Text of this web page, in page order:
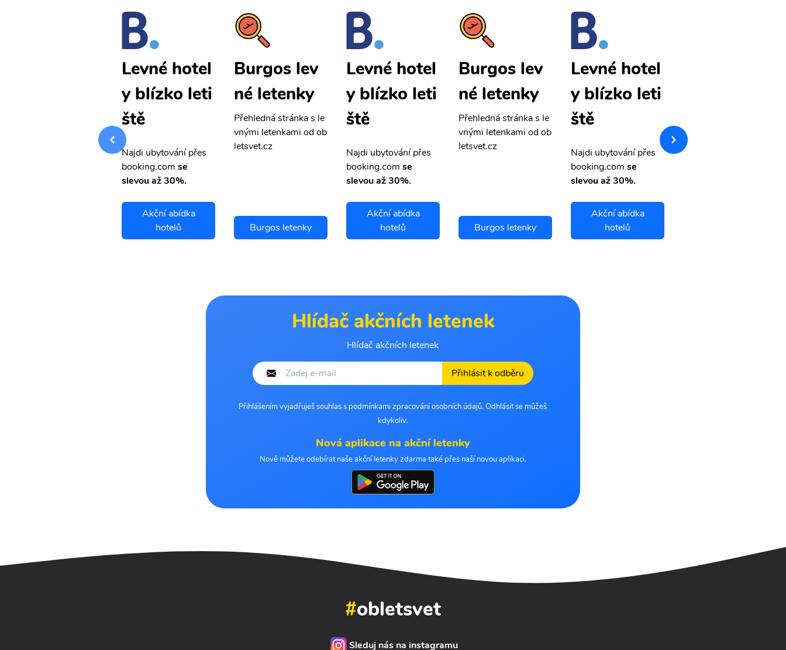
vnými letenkami od ob
Levné hotel
y blízko leti
ště
Najdi ubytování přes
booking.com se
slevou až 30%.
Akční abídka
hotelů
Burgos lev
né letenky
Přehledná stránka s le
vnými letenkami od ob
letsvet.cz
Burgos letenky
Levné hotel
y blízko leti
ště
Najdi ubytování přes
booking.com se
slevou až 30%.
Akční abídka
hotelů
Burgos lev
né letenky
Přehledná stránka s le
vnými letenkami od ob
letsvet.cz
Burgos letenky
Levné hotel
y blízko leti
ště
Najdi ubytování přes
booking.com se
slevou až 30%.
Akční abídka
hotelů
vnými letenkami od ob
letsvet.cz
Hlídač akčních letenek
Hlídač akčních letenek
Přihlásit k odběru
Přihlášením vyjadřuješ souhlas s podmínkami zpracování osobních údajů. Odhlásit se můžeš
kdykoliv.
Nová aplikace na akční letenky
Nově můžete odebírat naše akční letenky zdarma také přes naší novou aplikaci.
#obletsvet
Sleduj nás na instagramu